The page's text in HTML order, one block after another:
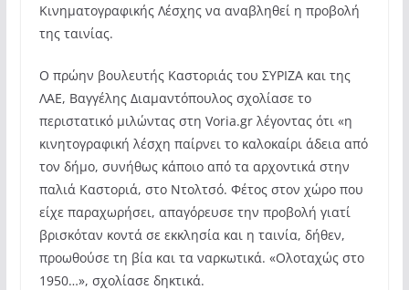
Κινηματογραφικής Λέσχης να αναβληθεί η προβολή
της ταινίας.
Ο πρώην βουλευτής Καστοριάς του ΣΥΡΙΖΑ και της
ΛΑΕ, Βαγγέλης Διαμαντόπουλος σχολίασε το
περιστατικό μιλώντας στη Voria.gr λέγοντας ότι «η
κινητογραφική λέσχη παίρνει το καλοκαίρι άδεια από
τον δήμο, συνήθως κάποιο από τα αρχοντικά στην
παλιά Καστοριά, στο Ντολτσό. Φέτος στον χώρο που
είχε παραχωρήσει, απαγόρευσε την προβολή γιατί
βρισκόταν κοντά σε εκκλησία και η ταινία, δήθεν,
προωθούσε τη βία και τα ναρκωτικά. «Ολοταχώς στο
1950…», σχολίασε δηκτικά.